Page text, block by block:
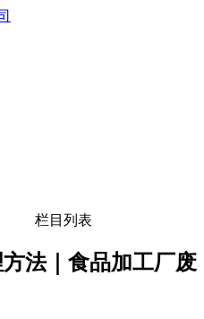
栏目列表
法｜食品加工厂废